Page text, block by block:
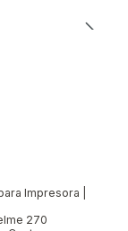
Impresora |
270